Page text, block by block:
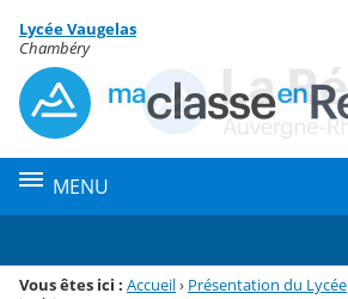
Menu de la rubrique
Contenu
Lycée Vaugelas
Chambéry
MENU
Vous êtes ici : Accueil› Présentation du Lycée